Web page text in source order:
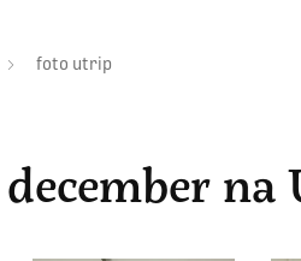
foto utrip
na